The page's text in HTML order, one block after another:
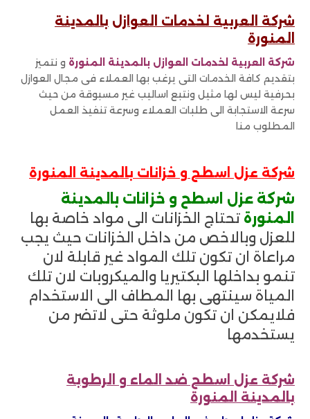
شركة العربية لخدمات العوازل بالمدينة
المنورة
شركة العربية لخدمات العوازل بالمدينة المنورة و نتميز
بتقديم كافة الخدمات التى يرغب بها العملاء فى مجال العوازل
بحرفية ليس لها مثيل ونتبع اساليب غير مسبوقة من حيث
سرعة الاستجابة الى طلبات العملاء وسرعة تنفيذ العمل
المطلوب منا
شركة عزل اسطح و خزانات بالمدينة المنورة
شركة عزل اسطح و خزانات بالمدينة
المنورة تحتاج الخزانات الى مواد خاصة بها
للعزل وبالاخص من داخل الخزانات حيث يجب
مراعاة ان تكون تلك المواد غير قابلة لان
تنمو بداخلها البكتيريا والميكروبات لان تلك
المياة سينتهى بها المطاف الى الاستخدام
فلايمكن ان تكون ملوثة حتى لاتضر من
يستخدمها
شركة عزل اسطح ضد الماء و الرطوبة
بالمدينة المنورة